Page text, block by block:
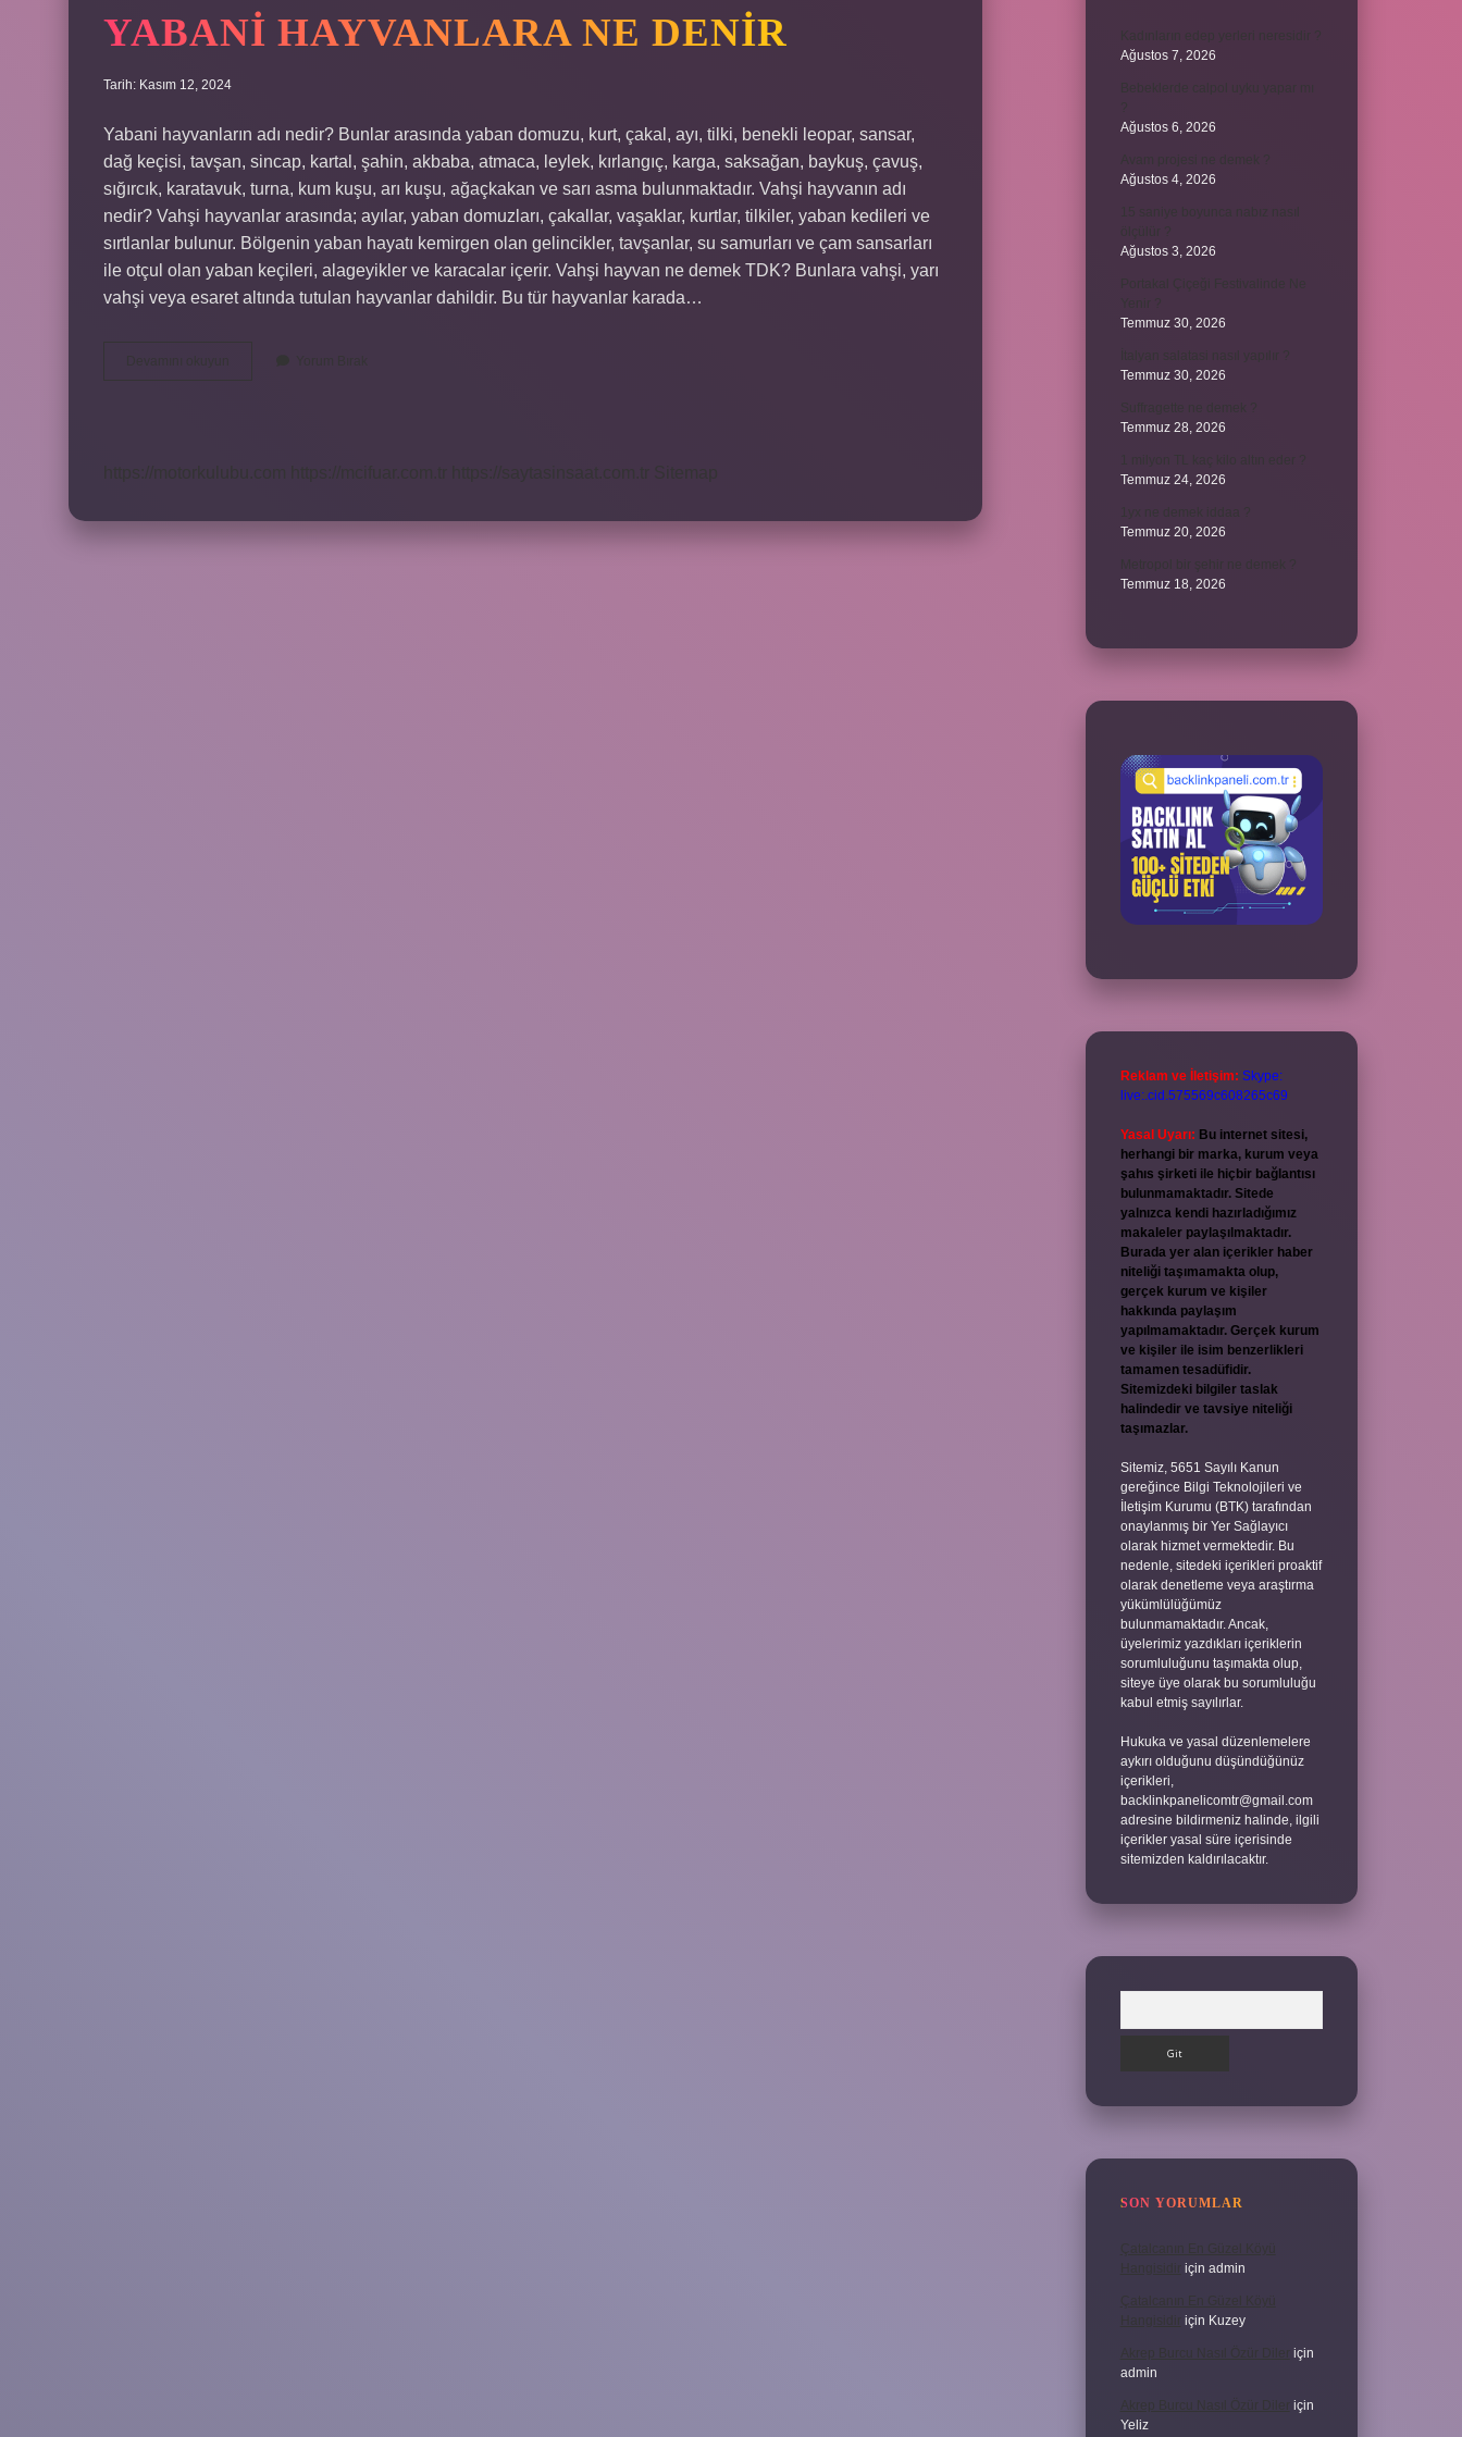
YABANI HAYVANLARA NE DENIR
Tarih: Kasım 12, 2024
Yabani hayvanların adı nedir? Bunlar arasında yaban domuzu, kurt, çakal, ayı, tilki, benekli leopar, sansar,
dağ keçisi, tavşan, sincap, kartal, şahin, akbaba, atmaca, leylek, kırlangıç, karga, saksağan, baykuş, çavuş,
sığırcık, karatavuk, turna, kum kuşu, arı kuşu, ağaçkakan ve sarı asma bulunmaktadır. Vahşi hayvanın adı
nedir? Vahşi hayvanlar arasında; ayılar, yaban domuzları, çakallar, vaşaklar, kurtlar, tilkiler, yaban kedileri ve
sırtlanlar bulunur. Bölgenin yaban hayatı kemirgen olan gelincikler, tavşanlar, su samurları ve çam sansarları
ile otçul olan yaban keçileri, alageyikler ve karacalar içerir. Vahşi hayvan ne demek TDK? Bunlara vahşi, yarı
vahşi veya esaret altında tutulan hayvanlar dahildir. Bu tür hayvanlar karada…
Ağustos 7, 2026
Ağustos 6, 2026
Ağustos 4, 2026
Ağustos 3, 2026
Temmuz 30, 2026
Temmuz 30, 2026
Temmuz 28, 2026
Temmuz 24, 2026
Temmuz 20, 2026
Temmuz 18, 2026
Reklam ve İletişim: Skype:
live:.cid.575569c608265c69
Yasal Uyarı: Bu internet sitesi,
herhangi bir marka, kurum veya
şahıs şirketi ile hiçbir bağlantısı
bulunmamaktadır. Sitede
yalnızca kendi hazırladığımız
makaleler paylaşılmaktadır.
Burada yer alan içerikler haber
niteliği taşımamakta olup,
gerçek kurum ve kişiler
hakkında paylaşım
yapılmamaktadır. Gerçek kurum
ve kişiler ile isim benzerlikleri
tamamen tesadüfidir.
Sitemizdeki bilgiler taslak
halindedir ve tavsiye niteliği
taşımazlar.
Sitemiz, 5651 Sayılı Kanun
gereğince Bilgi Teknolojileri ve
İletişim Kurumu (BTK) tarafından
onaylanmış bir Yer Sağlayıcı
olarak hizmet vermektedir. Bu
nedenle, sitedeki içerikleri proaktif
olarak denetleme veya araştırma
yükümlülüğümüz
bulunmamaktadır. Ancak,
üyelerimiz yazdıkları içeriklerin
sorumluluğunu taşımakta olup,
siteye üye olarak bu sorumluluğu
kabul etmiş sayılırlar.
Hukuka ve yasal düzenlemelere
aykırı olduğunu düşündüğünüz
içerikleri,
backlinkpanelicomtr@gmail.com
adresine bildirmeniz halinde, ilgili
içerikler yasal süre içerisinde
sitemizden kaldırılacaktır.
SON YORUMLAR
Çatalcanın En Güzel Köyü
Hangisidir için admin
Çatalcanın En Güzel Köyü
Hangisidir için Kuzey
Akrep Burcu Nasıl Özür Diler için
admin
Akrep Burcu Nasıl Özür Diler için
Yeliz